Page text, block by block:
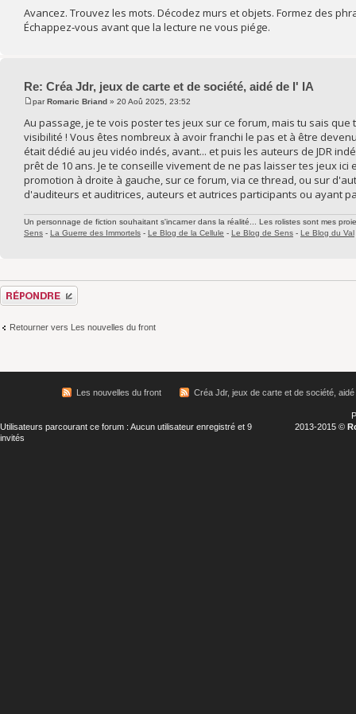
Avancez. Trouvez les mots. Décodez murs et objets. Formez des
Échappez‑vous avant que la lecture ne vous piége.
Re: Créa Jdr, jeux de carte et de société, aidé de l' IA
parRomaric Briand » 20 Aoû 2025, 23:52
Au passage, je te vois poster tes jeux sur ce forum, mais tu sais
visibilité ! Vous êtes nombreux à avoir franchi le pas et à être
était dédié au jeu vidéo indés, avant... et puis les auteurs de JDR
prêt de 10 ans. Je te conseille vivement de ne pas laisser tes jeux
promotion à droite à gauche, sur ce forum, via ce thread, ou sur
d'auditeurs et auditrices, auteurs et autrices participants ou ayant
Un personnage de fiction souhaitant s'incarner dans la réalité... Les rolistes sont mes
Sens - La Guerre des Immortels - Le Blog de la Cellule - Le Blog de Sens - Le Blog du Val
Répondre
Retourner vers Les nouvelles du front
Les nouvelles du front Créa Jdr, jeux de carte et de société, aidé
Utilisateurs parcourant ce forum : Aucun utilisateur enregistré et 9
invités
2013-2015 ©